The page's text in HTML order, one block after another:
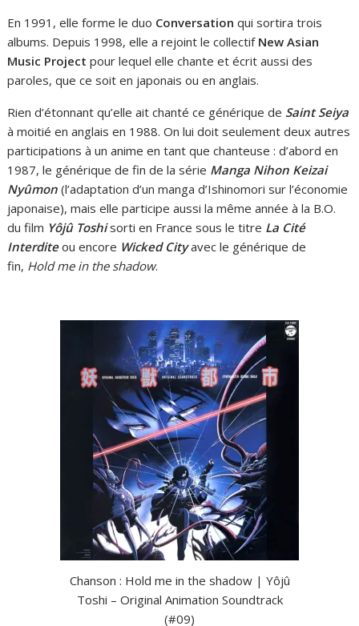
En 1991, elle forme le duo Conversation qui sortira trois
albums. Depuis 1998, elle a rejoint le collectif New Asian
Music Project pour lequel elle chante et écrit aussi des
paroles, que ce soit en japonais ou en anglais.
Rien d’étonnant qu’elle ait chanté ce générique de Saint Seiya
à moitié en anglais en 1988. On lui doit seulement deux autres
participations à un anime en tant que chanteuse : d’abord en
1987, le générique de fin de la série Manga Nihon Keizai
Nyûmon (l’adaptation d’un manga d’Ishinomori sur l’économie
japonaise), mais elle participe aussi la même année à la B.O.
du film Yôjû Toshisorti en France sous le titre La Cité
Interditeou encore Wicked Cityavec le générique de
fin, Hold me in the shadow.
Chanson : Hold me in the shadow | Yôjû
Toshi – Original Animation Soundtrack
(#09)